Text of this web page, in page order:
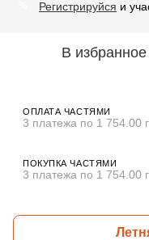
Регистрируйся и
В избранное
ОПЛАТА ЧАСТЯМИ
3 платежа по 1 754.00
ПОКУПКА ЧАСТЯМИ
3 платежа по 1 754.00